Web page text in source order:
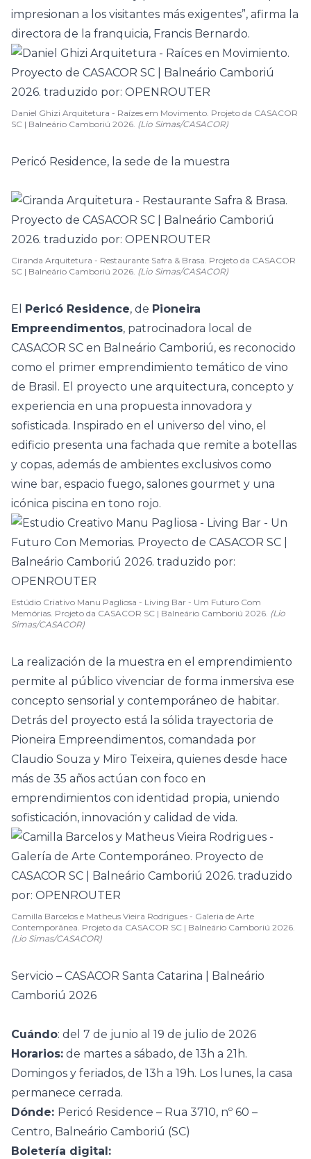
impresionan a los visitantes más exigentes”, afirma la
directora de la franquicia, Francis Bernardo.
Daniel Ghizi Arquitetura - Raízes em Movimento. Projeto da CASACOR
SC | Balneário Camboriú 2026. (Lio Simas/CASACOR)
Pericó Residence, la sede de la muestra
Ciranda Arquitetura - Restaurante Safra & Brasa. Projeto da CASACOR
SC | Balneário Camboriú 2026. (Lio Simas/CASACOR)
El Pericó Residence, de Pioneira
Empreendimentos, patrocinadora local de
CASACOR SC en Balneário Camboriú, es reconocido
como el primer emprendimiento temático de vino
de Brasil. El proyecto une arquitectura, concepto y
experiencia en una propuesta innovadora y
sofisticada. Inspirado en el universo del vino, el
edificio presenta una fachada que remite a botellas
y copas, además de ambientes exclusivos como
wine bar, espacio fuego, salones gourmet y una
icónica piscina en tono rojo.
Estúdio Criativo Manu Pagliosa - Living Bar - Um Futuro Com
Memórias. Projeto da CASACOR SC | Balneário Camboriú 2026. (Lio
Simas/CASACOR)
La realización de la muestra en el emprendimiento
permite al público vivenciar de forma inmersiva ese
concepto sensorial y contemporáneo de habitar.
Detrás del proyecto está la sólida trayectoria de
Pioneira Empreendimentos, comandada por
Claudio Souza y Miro Teixeira, quienes desde hace
más de 35 años actúan con foco en
emprendimientos con identidad propia, uniendo
sofisticación, innovación y calidad de vida.
Camilla Barcelos e Matheus Vieira Rodrigues - Galeria de Arte
Contemporânea. Projeto da CASACOR SC | Balneário Camboriú 2026.
(Lio Simas/CASACOR)
Servicio – CASACOR Santa Catarina | Balneário
Camboriú 2026
Cuándo: del 7 de junio al 19 de julio de 2026
Horarios: de martes a sábado, de 13h a 21h.
Domingos y feriados, de 13h a 19h. Los lunes, la casa
permanece cerrada.
Dónde: Pericó Residence – Rua 3710, nº 60 –
Centro, Balneário Camboriú (SC)
Boletería digital: